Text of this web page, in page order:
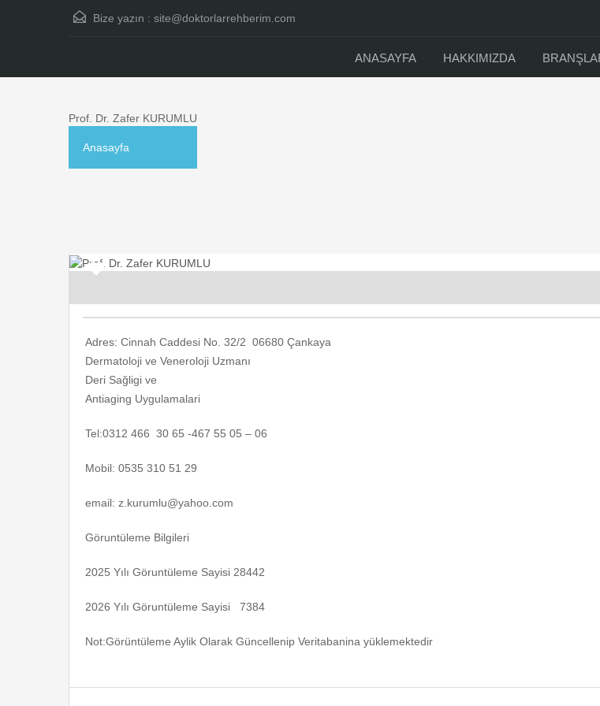
Bize yazın : site@doktorlarrehberim.com
ANASAYFA HAKKIMIZDA
Prof. Dr. Zafer KURUMLU
Anasayfa
Adres: Cinnah Caddesi No. 32/2 06680 Çankaya
Dermatoloji ve Veneroloji Uzmanı
Deri Sağligi ve
Antiaging Uygulamalari
Tel:0312 466 30 65 -467 55 05 – 06
Mobil: 0535 310 51 29
email: z.kurumlu@yahoo.com
Göruntüleme Bilgileri
2025 Yılı Göruntüleme Sayisi 28442
2026 Yılı Göruntüleme Sayisi 7384
Not:Görüntüleme Aylik Olarak Güncellenip Veritabanina yüklemektedir